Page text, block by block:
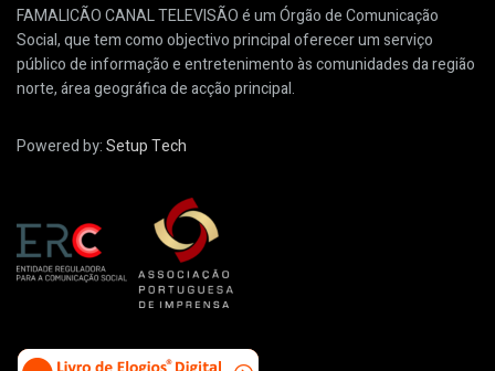
FAMALICÃO CANAL TELEVISÃO é um Órgão de Comunicação
Social, que tem como objectivo principal oferecer um serviço
público de informação e entretenimento às comunidades da região
norte, área geográfica de acção principal.
Powered by:Setup Tech